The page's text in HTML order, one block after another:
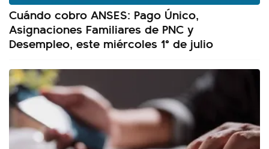
Cuándo cobro ANSES: Pago Único,
Asignaciones Familiares de PNC y
Desempleo, este miércoles 1° de julio